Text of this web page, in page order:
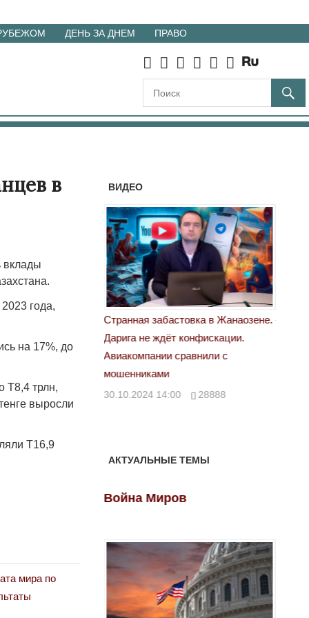
ДЕНЬ ЗА ДНЕМ ПРАВО
в
вклады
года,
на 17%, до
Т8,4 трлн,
выросли
Т16,9
мира по
ВИДЕО
сравнили с
28888
«Новый Казахстан не говорит всей
правды»
29.10.2024 09:00 39623
АКТУАЛЬНЫЕ ТЕМЫ
Война Миров